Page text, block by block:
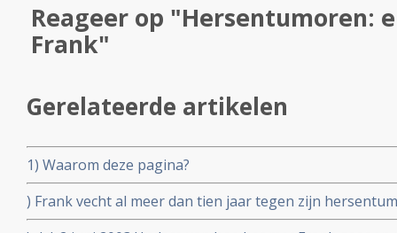
Reageer op "Hersentumoren:
Frank"
Gerelateerde artikelen
1) Waarom deze pagina?
) Frank vecht al meer dan tien jaar tegen zijn